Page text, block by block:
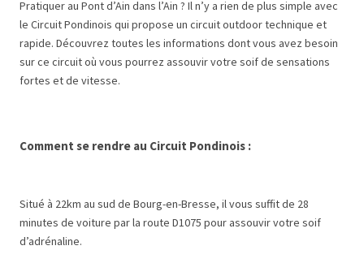
Pratiquer au Pont d’Ain dans l’Ain ? Il n’y a rien de plus simple avec
le Circuit Pondinois qui propose un circuit outdoor technique et
rapide. Découvrez toutes les informations dont vous avez besoin
sur ce circuit où vous pourrez assouvir votre soif de sensations
fortes et de vitesse.
Comment se rendre au Circuit Pondinois :
Situé à 22km au sud de Bourg-en-Bresse, il vous suffit de 28
minutes de voiture par la route D1075 pour assouvir votre soif
d’adrénaline.